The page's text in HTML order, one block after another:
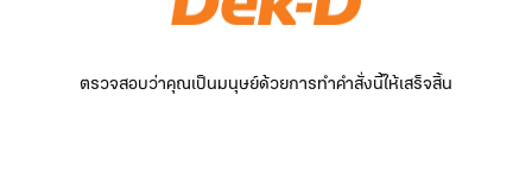
ตรวจสอบว่าคุณเป็นมนุษย์ด้วยการทำคำสั่งนี้ให้เสร็จสิ้น